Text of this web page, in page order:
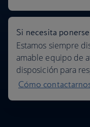
Si necesita
Estamos siempre
amable equipo de
disposición para
Cómo